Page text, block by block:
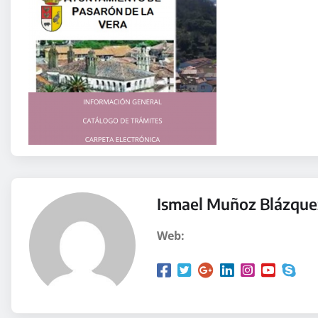
Ismael Muñoz
Web: